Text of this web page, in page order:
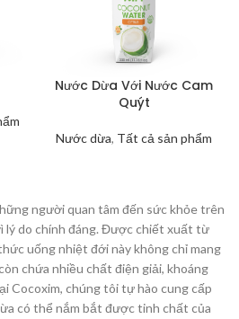
Nước Dừa Với Nước Cam
Quýt
Nước dừa, Tất cả sản phẩm
người quan tâm đến sức khỏe trên
lý do chính đáng. Được chiết xuất từ
uống nhiệt đới này không chỉ mang
chứa nhiều chất điện giải, khoáng
Cocoxim, chúng tôi tự hào cung cấp
có thể nắm bắt được tinh chất của